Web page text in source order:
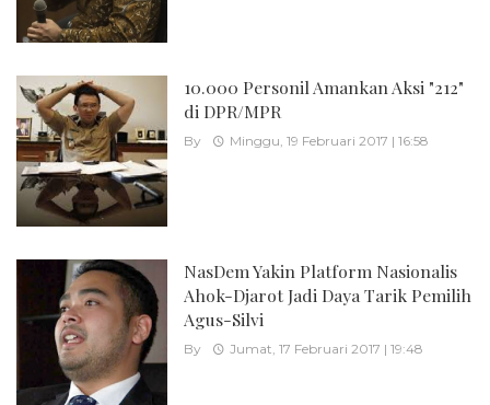
10.000 Personil Amankan Aksi "212"
di DPR/MPR
By Minggu, 19 Februari 2017 | 16:58
NasDem Yakin Platform Nasionalis
Ahok-Djarot Jadi Daya Tarik Pemilih
Agus-Silvi
By Jumat, 17 Februari 2017 | 19:48